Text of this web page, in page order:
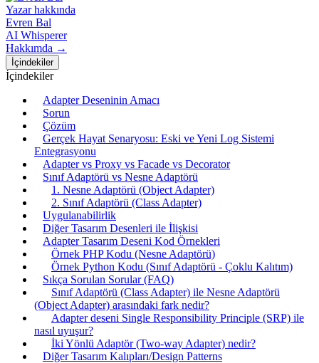
Yazar hakkında
Evren Bal
AI Whisperer
Hakkımda →
İçindekiler
İçindekiler
Adapter Deseninin Amacı
Sorun
Çözüm
Gerçek Hayat Senaryosu: Eski ve Yeni Log Sistemi
Entegrasyonu
Adapter vs Proxy vs Facade vs Decorator
Sınıf Adaptörü vs Nesne Adaptörü
1. Nesne Adaptörü (Object Adapter)
2. Sınıf Adaptörü (Class Adapter)
Uygulanabilirlik
Diğer Tasarım Desenleri ile İlişkisi
Adapter Tasarım Deseni Kod Örnekleri
Örnek PHP Kodu (Nesne Adaptörü)
Örnek Python Kodu (Sınıf Adaptörü - Çoklu Kalıtım)
Sıkça Sorulan Sorular (FAQ)
Sınıf Adaptörü (Class Adapter) ile Nesne Adaptörü
(Object Adapter) arasındaki fark nedir?
Adapter deseni Single Responsibility Principle (SRP) ile
nasıl uyuşur?
İki Yönlü Adaptör (Two-way Adapter) nedir?
Diğer Tasarım Kalıpları/Design Patterns